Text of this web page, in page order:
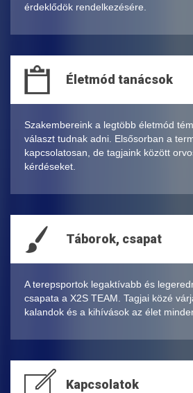
érdeklődök rendelkezésére.
Életmód tanácsok
Szakembereink a legtöbb életmód
választ tudnak adni. Elsősorban a
kapcsolatosan, de tagjaink között
kérdéseket.
Táborok, csapat
A terepsportok legaktívabb és
csapata a X2S TEAM. Tagjai közé
kalandok és a kihívások az élet
Kapcsolatok